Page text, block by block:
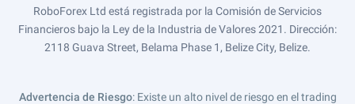
RoboForex Ltd está registrada por la Comisión de Servicios
Financieros bajo la Ley de la Industria de Valores 2021. Dirección:
2118 Guava Street, Belama Phase 1, Belize City, Belize.
Advertencia de Riesgo: Existe un alto nivel de riesgo en el trading